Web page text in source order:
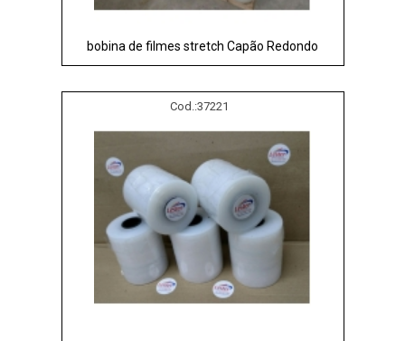
bobina de filmes stretch Capão Redondo
Cod.:37221